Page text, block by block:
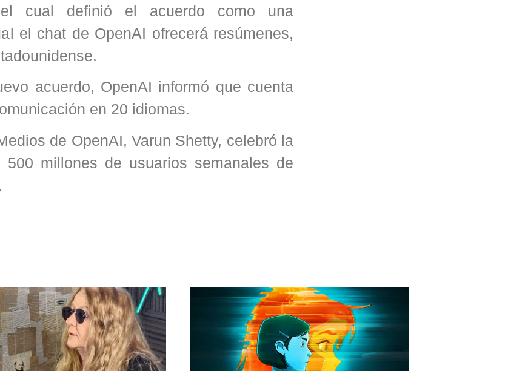
el cual definió el acuerdo como una
el chat de OpenAI ofrecerá resúmenes,
acuerdo, OpenAI informó que cuenta
en 20 idiomas.
de OpenAI, Varun Shetty, celebró la
millones de usuarios semanales de